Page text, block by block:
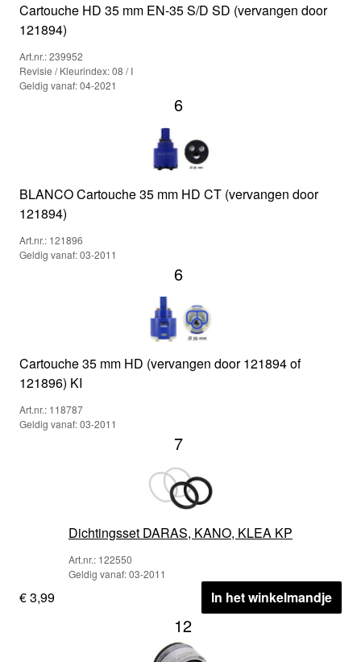
Cartouche HD 35 mm EN-35 S/D SD (vervangen door
121894)
Art.nr.: 239952
Revisie / Kleurindex: 08 / I
Geldig vanaf: 04-2021
6
BLANCO Cartouche 35 mm HD CT (vervangen door
121894)
Art.nr.: 121896
Geldig vanaf: 03-2011
6
Cartouche 35 mm HD (vervangen door 121894 of
121896) KI
Art.nr.: 118787
Geldig vanaf: 03-2011
7
Dichtingsset DARAS, KANO, KLEA KP
Art.nr.: 122550
Geldig vanaf: 03-2011
€ 3,99 In het winkelmandje
12